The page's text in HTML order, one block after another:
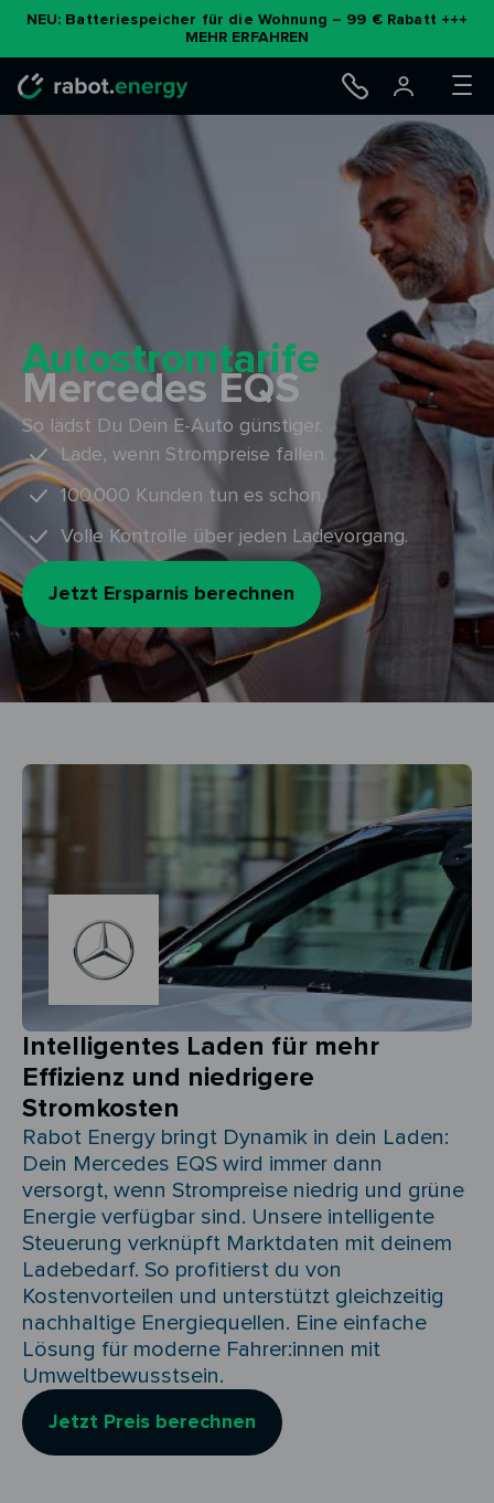
NEU: Batteriespeicher für die Wohnung – 99 € Rabatt +++
MEHR ERFAHREN
Autostromtarife
Mercedes EQS
So lädst Du Dein E-Auto günstiger.
Lade, wenn Strompreise fallen.
100.000 Kunden tun es schon.
Volle Kontrolle über jeden Ladevorgang.
Jetzt Ersparnis berechnen
Intelligentes Laden für mehr
Effizienz und niedrigere
Stromkosten
Rabot Energy bringt Dynamik in dein Laden:
Dein Mercedes EQS wird immer dann
versorgt, wenn Strompreise niedrig und grüne
Energie verfügbar sind. Unsere intelligente
Steuerung verknüpft Marktdaten mit deinem
Ladebedarf. So profitierst du von
Kostenvorteilen und unterstützt gleichzeitig
nachhaltige Energiequellen. Eine einfache
Lösung für moderne Fahrer:innen mit
Umweltbewusstsein.
Jetzt Preis berechnen
Zum
Inhalt
springen